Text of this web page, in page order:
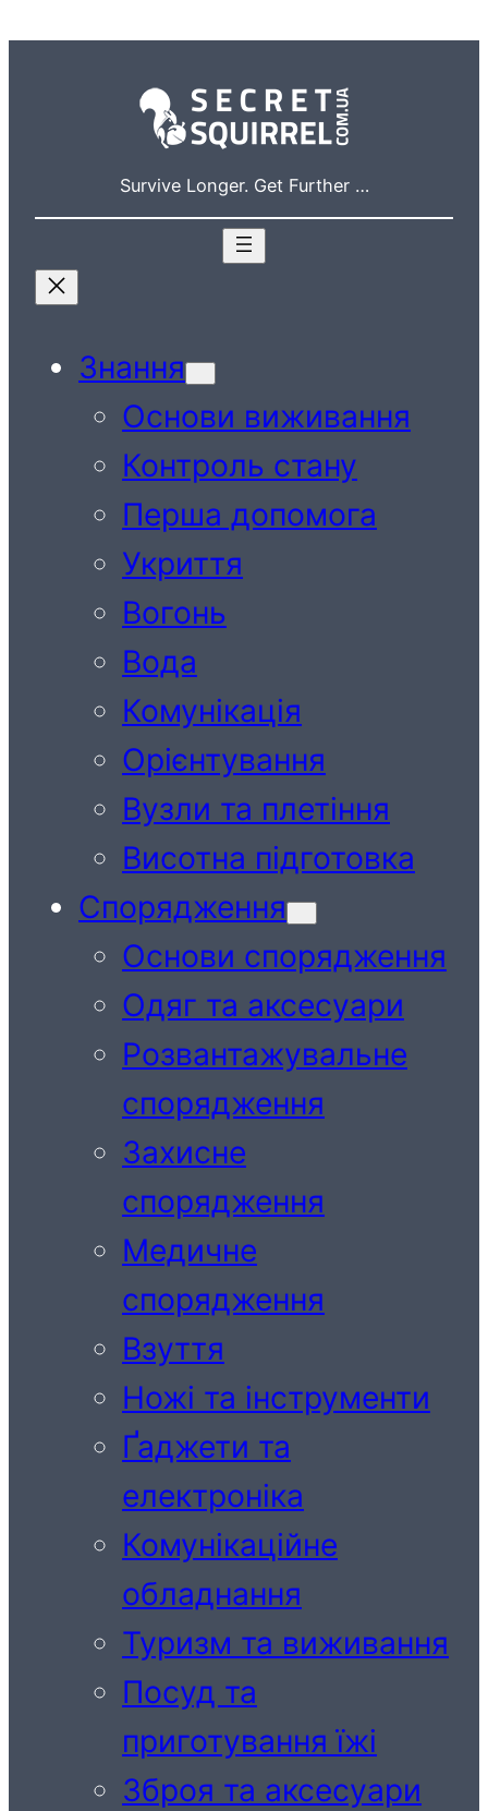
Survive Longer. Get Further …
Знання
Основи виживання
Контроль стану
Перша допомога
Укриття
Вогонь
Вода
Комунікація
Орієнтування
Вузли та плетіння
Висотна підготовка
Спорядження
Основи спорядження
Одяг та аксесуари
Розвантажувальне
спорядження
Захисне
спорядження
Медичне
спорядження
Взуття
Ножі та інструменти
Ґаджети та
електроніка
Комунікаційне
обладнання
Туризм та виживання
Посуд та
приготування їжі
Зброя та аксесуари